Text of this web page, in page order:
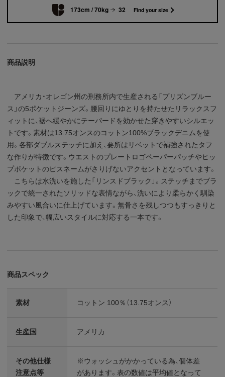
173cm / 70kg 32 Find your size
商品説明
アメリカ・オレゴン州の刑務所内で生産される「プリズンブルー
ス」の5ポケットジーンズ。腰回りにゆとりを持たせたリラックスフ
ィットに、裾へ緩やかにテーパードを効かせた穿きやすいシルエッ
トです。素材は13.75オンスのコットン100%ブラックデニムを使
用。各部ダブルステッチに加え、要所はリベットで補強されたタフ
な作りが特徴です。ウエストのプレートロゴペーパーパッチやヒッ
プポケットのピスネームがさりげないアクセントとなっています。
こちらは水洗いを施した「リンスドブラック」。ステッチまでブラ
ックで統一されたソリッドな表情ながら、洗いにより柔らかく馴染
みやすい風合いに仕上げています。無骨さを残しつつもすっきりと
した印象で、幅広いスタイルに対応する一本です。
商品スペック
素材 コットン 100％（13.75オンス）
生産国 アメリカ
その他仕様
注意点等
※ウォッシュがかかっている為、個体差
があります。表の数値は平均値となって